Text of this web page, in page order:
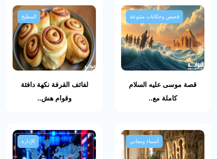
قصص وحكايات متنوعة
قصة موسى عليه السلام
كاملة مع..
المطبخ
لفائف القرفة نكهة دافئة
وقوام هش..
أسماء ومعاني الإدارة